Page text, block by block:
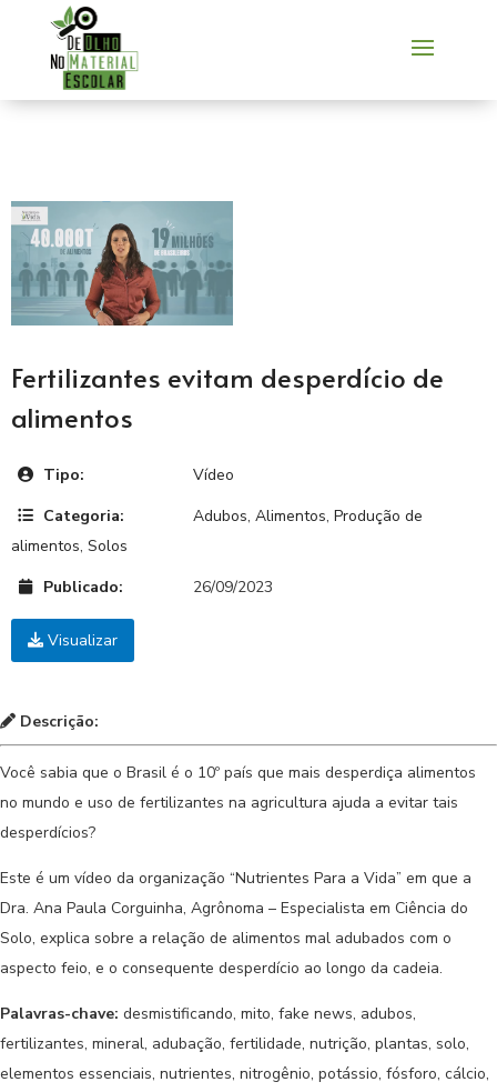
Fertilizantes evitam desperdício de
alimentos
Tipo:
Vídeo
Categoria:
Adubos, Alimentos, Produção de
alimentos, Solos
Publicado:
26/09/2023
Visualizar
Descrição:
Você sabia que o Brasil é o 10º país que mais desperdiça alimentos
no mundo e uso de fertilizantes na agricultura ajuda a evitar tais
desperdícios?
Este é um vídeo da organização “Nutrientes Para a Vida” em que a
Dra. Ana Paula Corguinha, Agrônoma – Especialista em Ciência do
Solo, explica sobre a relação de alimentos mal adubados com o
aspecto feio, e o consequente desperdício ao longo da cadeia.
Palavras-chave: desmistificando, mito, fake news, adubos,
fertilizantes, mineral, adubação, fertilidade, nutrição, plantas, solo,
elementos essenciais, nutrientes, nitrogênio, potássio, fósforo, cálcio,